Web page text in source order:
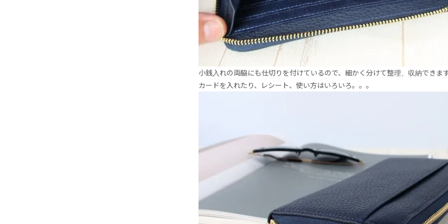
小銭入れの両脇にも仕切りを付けているので、細かく分けて整理、収納できま
カードを入れたり、レシート、使い方はいろいろ。。。